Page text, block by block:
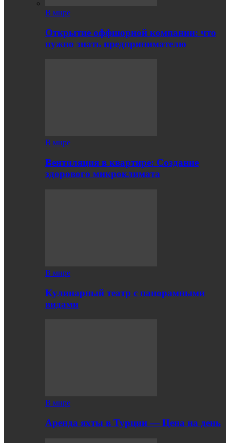
В мире
Открытие оффшорной компании: что
нужно знать предпринимателю
В мире
Вентиляция в квартире: Создание
здорового микроклимата
В мире
Кулинарный театр с панорамными
видами
В мире
Аренда яхты в Турции — Цена на день